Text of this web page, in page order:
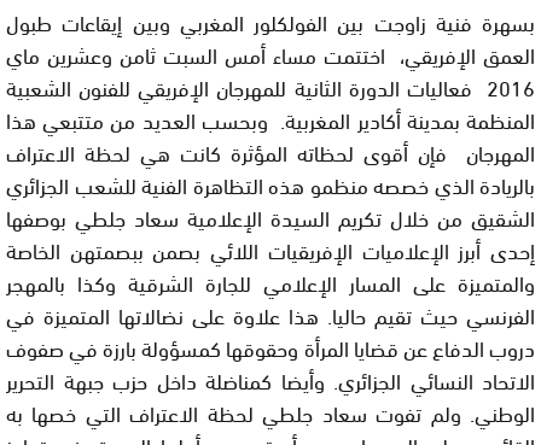
بسهرة فنية زاوجت بين الفولكلور المغربي وبين إيقاعات طبول
العمق الإفريقي، اختتمت مساء أمس السبت ثامن وعشرين ماي
2016 فعاليات الدورة الثانية للمهرجان الإفريقي للفنون الشعبية
المنظمة بمدينة أكادير المغربية. وبحسب العديد من متتبعي هذا
المهرجان فإن أقوى لحظاته المؤثرة كانت هي لحظة الاعتراف
بالريادة الذي خصصه منظمو هذه التظاهرة الفنية للشعب الجزائري
الشقيق من خلال تكريم السيدة الإعلامية سعاد جلطي بوصفها
إحدى أبرز الإعلاميات الإفريقيات اللائي بصمن ببصمتهن الخاصة
والمتميزة على المسار الإعلامي للجارة الشرقية وكذا بالمهجر
الفرنسي حيث تقيم حاليا. هذا علاوة على نضالاتها المتميزة في
دروب الدفاع عن قضايا المرأة وحقوقها كمسؤولة بارزة في صفوف
الاتحاد النسائي الجزائري. وأيضا كمناضلة داخل حزب جبهة التحرير
الوطني. ولم تفوت سعاد جلطي لحظة الاعتراف التي خصها به